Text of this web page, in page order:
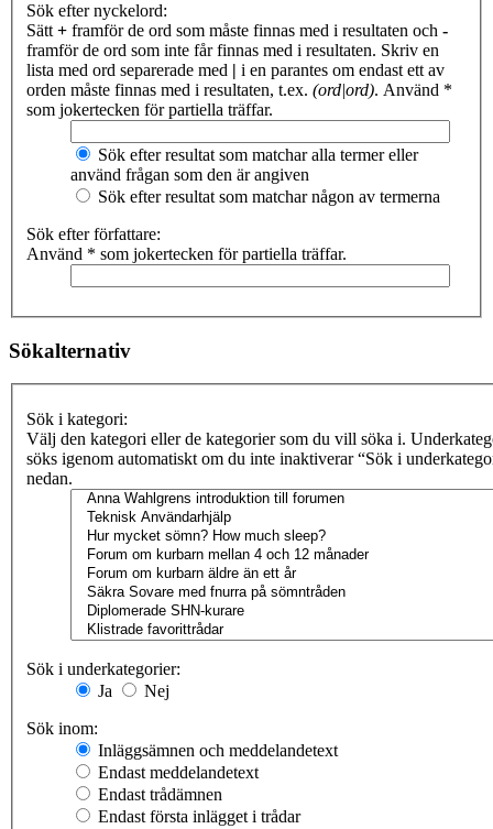
Sök efter nyckelord:
Sätt + framför de ord som måste finnas med i resultaten och -
framför de ord som inte får finnas med i resultaten. Skriv en
lista med ord separerade med | i en parantes om endast ett av
orden måste finnas med i resultaten, t.ex. (ord|ord). Använd *
som jokertecken för partiella träffar.
Sök efter resultat som matchar alla termer eller
använd frågan som den är angiven
Sök efter resultat som matchar någon av termerna
Sök efter författare:
Använd * som jokertecken för partiella träffar.
Sökalternativ
Sök i kategori:
Välj den kategori eller de kategorier som du vill söka i.
söks igenom automatiskt om du inte inaktiverar “Sök i
nedan.
Sök i underkategorier:
Ja
Nej
Sök inom:
Inläggsämnen och meddelandetext
Endast meddelandetext
Endast trådämnen
Endast första inlägget i trådar